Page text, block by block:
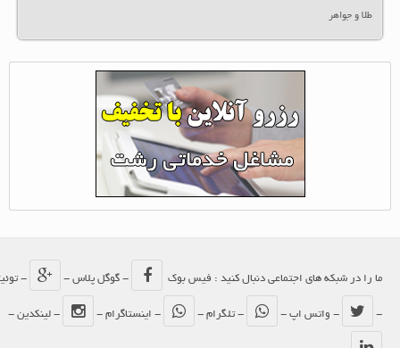
طلا و جواهر
ما را در شبکه های اجتماعی دنبال کنید : فیس بوک - گوگل پلاس - - توئیتر
- واتس اپ - - تلگرام - - اینستاگرام - - لینکدین -